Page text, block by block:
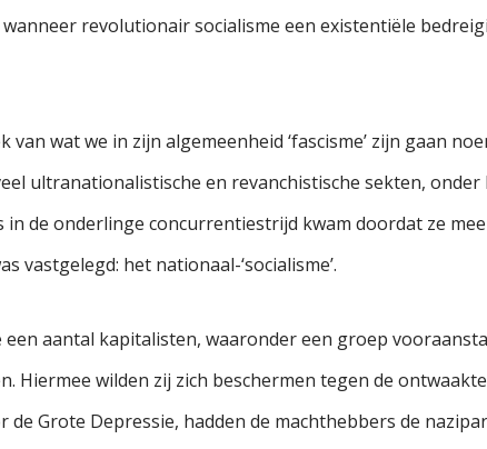
revolutionair socialisme een existentiële
wat we in zijn algemeenheid ‘fascisme’ zijn gaan
ultranationalistische en revanchistische sekten, onder
de onderlinge concurrentiestrijd kwam doordat ze
vastgelegd: het nationaal-‘socialisme’.
aantal kapitalisten, waaronder een groep
Hiermee wilden zij zich beschermen tegen de
Grote Depressie, hadden de machthebbers de